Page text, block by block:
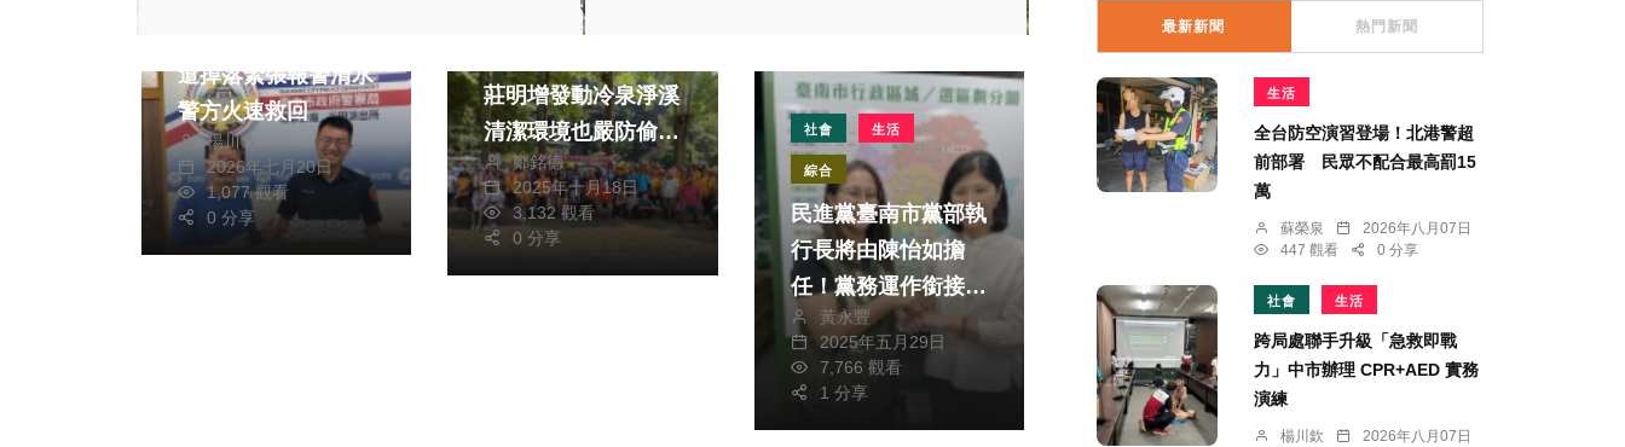
道掉落緊張報警清水
警方火速救回
楊川欽
2026年七月20日
1,077 觀看
0 分享
生活
莊明增發動冷泉淨溪
清潔環境也嚴防偷倒
廢棄物
鄭銘德
2025年十月18日
3,132 觀看
0 分享
社會 生活
綜合
民進黨臺南市黨部執
行長將由陳怡如擔
任！黨務運作銜接持
續戰鬥
黃永豐
2025年五月29日
7,766 觀看
1 分享
最新新聞 熱門新聞
生活
全台防空演習登場！北港警超
前部署 民眾不配合最高罰15
萬
蘇榮泉
2026年八月07日
447 觀看
0 分享
社會 生活
跨局處聯手升級「急救即戰
力」中市辦理 CPR+AED 實務
演練
楊川欽
2026年八月07日